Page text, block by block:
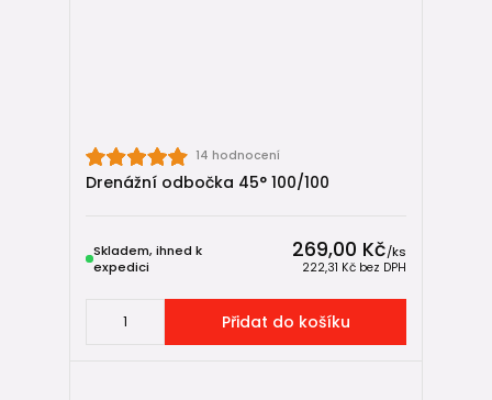
14 hodnocení
Drenážní odbočka 45° 100/100
269,00 Kč/ks
222,31 Kč bez DPH
Skladem, ihned k
expedici
Přidat do košíku